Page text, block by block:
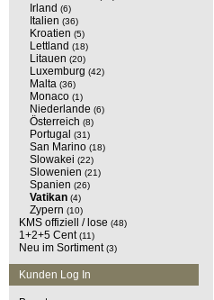
Irland (6)
Italien (36)
Kroatien (5)
Lettland (18)
Litauen (20)
Luxemburg (42)
Malta (36)
Monaco (1)
Niederlande (6)
Österreich (8)
Portugal (31)
San Marino (18)
Slowakei (22)
Slowenien (21)
Spanien (26)
Vatikan (4)
Zypern (10)
KMS offiziell / lose (48)
1+2+5 Cent (11)
Neu im Sortiment (3)
Kunden Log In